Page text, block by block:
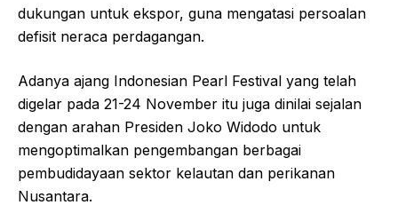
dukungan untuk ekspor, guna mengatasi persoalan
defisit neraca perdagangan.
Adanya ajang Indonesian Pearl Festival yang telah
digelar pada 21-24 November itu juga dinilai sejalan
dengan arahan Presiden Joko Widodo untuk
mengoptimalkan pengembangan berbagai
pembudidayaan sektor kelautan dan perikanan
Nusantara.